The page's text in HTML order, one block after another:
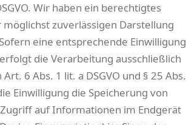
Wir haben ein berechtigtes
zuverlässigen Darstellung
eine entsprechende Einwilligung
die Verarbeitung ausschließlich
6 Abs. 1 lit. a DSGVO und § 25 Abs.
Einwilligung die Speicherung von
auf Informationen im Endgerät